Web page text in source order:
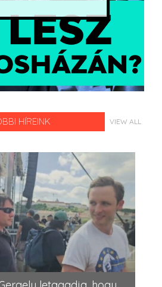
HÍREINK VIEW ALL